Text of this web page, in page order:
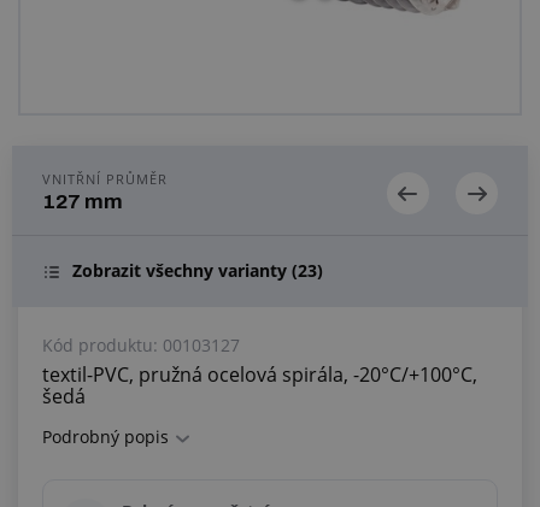
VNITŘNÍ PRŮMĚR
127 mm
Zobrazit všechny varianty (23)
Kód produktu: 00103127
textil-PVC, pružná ocelová spirála, -20°C/+100°C,
šedá
Podrobný popis